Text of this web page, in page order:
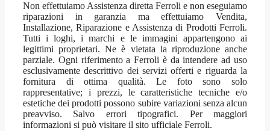
Non effettuiamo Assistenza diretta Ferroli e non eseguiamo
riparazioni in garanzia ma effettuiamo Vendita,
Installazione, Riparazione e Assistenza di Prodotti Ferroli.
Tutti i loghi, i marchi e le immagini appartengono ai
legittimi proprietari. Ne è vietata la riproduzione anche
parziale. Ogni riferimento a Ferroli è da intendere ad uso
esclusivamente descrittivo dei servizi offerti e riguarda la
fornitura di ottima qualità. Le foto sono solo
rappresentative; i prezzi, le caratteristiche tecniche e/o
estetiche dei prodotti possono subire variazioni senza alcun
preavviso. Salvo errori tipografici. Per maggiori
informazioni si può visitare il sito ufficiale Ferroli.